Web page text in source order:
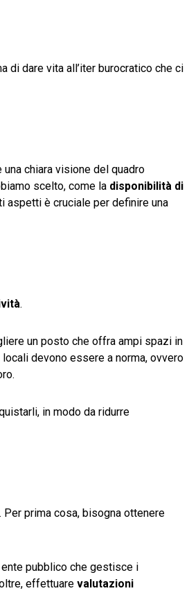
di dare vita all’iter burocratico che ci
una chiara visione del quadro
scelto, come la disponibilità di
aspetti è cruciale per definire una
.
un posto che offra ampi spazi in
locali devono essere a norma, ovvero
in modo da ridurre
prima cosa, bisogna ottenere
ente pubblico che gestisce i
effettuare valutazioni